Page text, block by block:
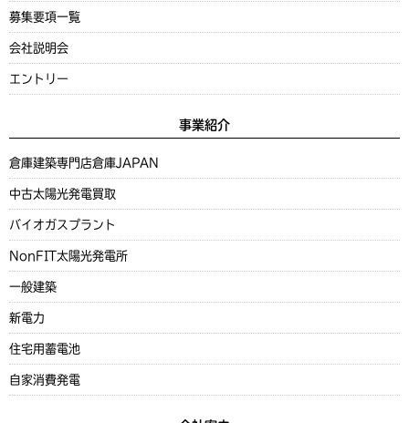
募集要項一覧
会社説明会
エントリー
事業紹介
倉庫建築専門店倉庫JAPAN
中古太陽光発電買取
バイオガスプラント
NonFIT太陽光発電所
一般建築
新電力
住宅用蓄電池
自家消費発電